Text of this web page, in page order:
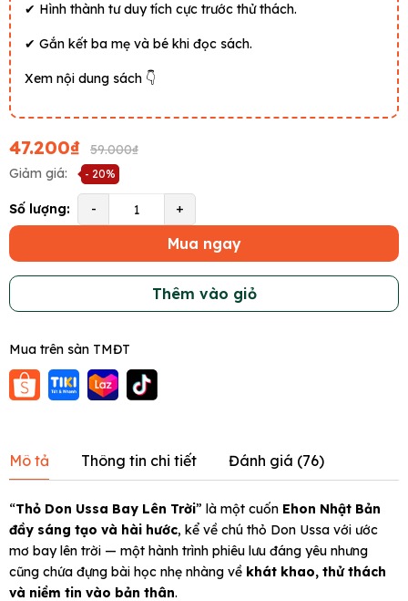
✔ Hình thành tư duy tích cực trước thử thách.
✔ Gắn kết ba mẹ và bé khi đọc sách.
Xem nội dung sách 👇
47.200₫
59.000₫
Giảm giá:
- 20%
Số lượng: - +
Mua ngay
Thêm vào giỏ
Mua trên sàn TMĐT
Mô tả Thông tin chi tiết Đánh giá (76)
“Thỏ Don Ussa Bay Lên Trời” là một cuốn Ehon Nhật Bản
đầy sáng tạo và hài hước, kể về chú thỏ Don Ussa với ước
mơ bay lên trời — một hành trình phiêu lưu đáng yêu nhưng
cũng chứa đựng bài học nhẹ nhàng về khát khao, thử thách
và niềm tin vào bản thân.